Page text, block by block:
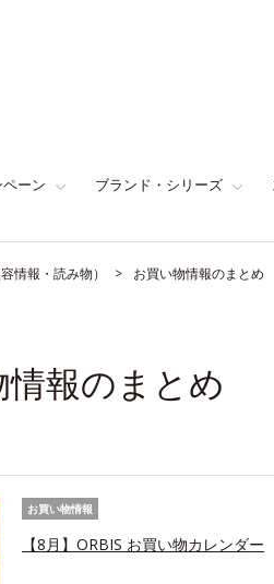
ーン ブランド・シリーズ
情報・読み物） お買い物情報のまとめ
報のまとめ
お買い物情報
【8月】ORBIS お買い物カレンダー